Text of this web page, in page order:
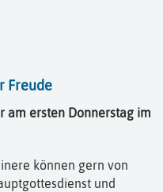
Freude
am ersten Donnerstag im
können gern von
und